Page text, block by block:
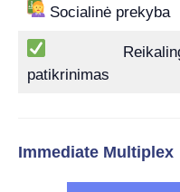
Socialinė prekyba
Reikalingas
patikrinimas
Immediate Multiplex